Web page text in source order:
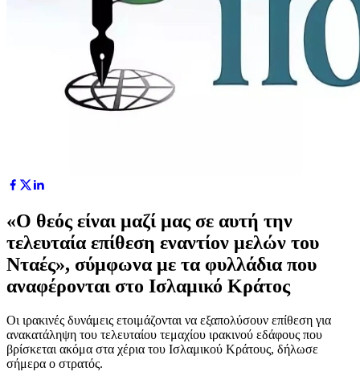
«Ο θεός είναι μαζί μας σε αυτή την
τελευταία επίθεση εναντίον μελών του
Νταές», σύμφωνα με τα φυλλάδια που
αναφέρονται στο Ισλαμικό Κράτος
Οι ιρακινές δυνάμεις ετοιμάζονται να εξαπολύσουν επίθεση για
ανακατάληψη του τελευταίου τεμαχίου ιρακινού εδάφους που
βρίσκεται ακόμα στα χέρια του Ισλαμικού Κράτους, δήλωσε
σήμερα ο στρατός.